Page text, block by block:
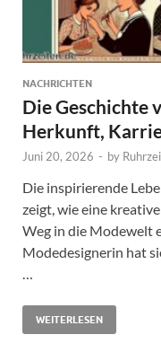
NACHRICHTEN
Die Geschichte
Herkunft,
Juni 20, 2026 - by
Die inspirierende
zeigt, wie eine
Weg in die Modewelt
Modedesignerin hat
…
WEITERLESEN